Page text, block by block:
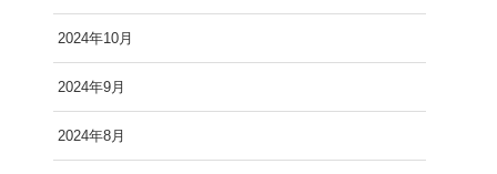
2024年10月
2024年9月
2024年8月